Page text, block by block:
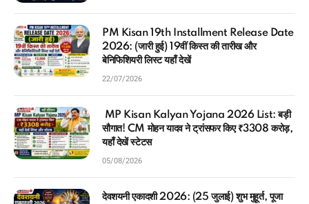
PM Kisan 19th Installment Release Date
2026: (जारी हुई) 19वीं किस्त की तारीख और
बेनिफिशियरी लिस्ट यहाँ देखें
22/07/2026
MP Kisan Kalyan Yojana 2026 List: बड़ी
सौगात! CM मोहन यादव ने ट्रांसफर किए ₹3308 करोड़,
यहाँ देखें स्टेटस
05/08/2026
देवशयनी एकादशी 2026: (25 जुलाई) शुभ मुहूर्त, पूजा